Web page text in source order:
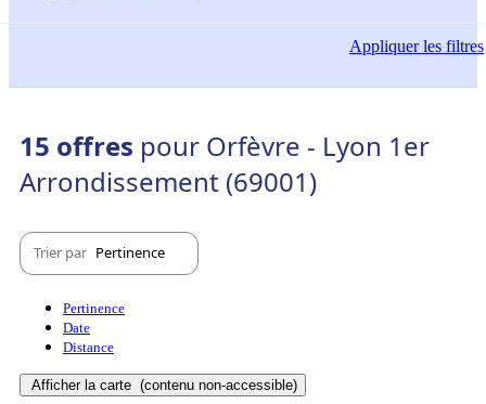
Appliquerles filtres
15 offres pour Orfèvre - Lyon 1er
Arrondissement (69001)
Trier par Pertinence
Pertinence
Date
Distance
Afficher la carte (contenu non-accessible)